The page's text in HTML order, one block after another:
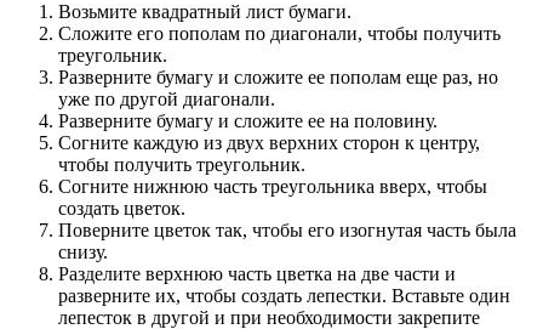
Возьмите квадратный лист бумаги.
Сложите его пополам по диагонали, чтобы получить
треугольник.
Разверните бумагу и сложите ее пополам еще раз, но
уже по другой диагонали.
Разверните бумагу и сложите ее на половину.
Согните каждую из двух верхних сторон к центру,
чтобы получить треугольник.
Согните нижнюю часть треугольника вверх, чтобы
создать цветок.
Поверните цветок так, чтобы его изогнутая часть была
снизу.
Разделите верхнюю часть цветка на две части и
разверните их, чтобы создать лепестки. Вставьте один
лепесток в другой и при необходимости закрепите